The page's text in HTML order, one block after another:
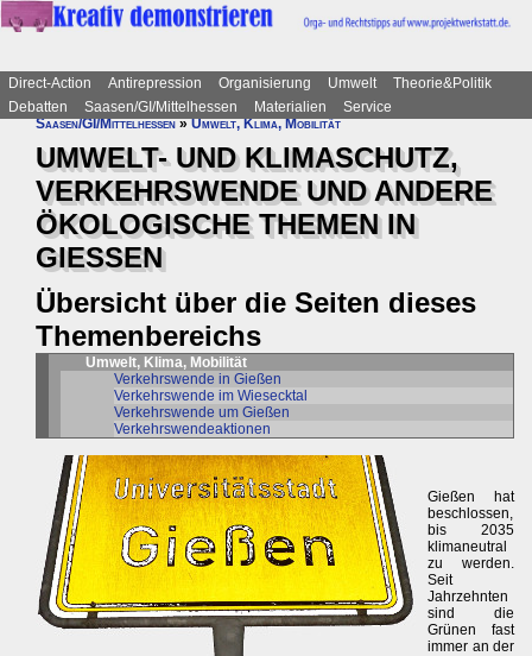
Direct-Action Antirepression Organisierung Umwelt
Theorie&Politik
Debatten
Saasen/GI/Mittelhessen Materialien
Service
Saasen/GI/Mittelhessen»Umwelt, Klima, Mobilität
UMWELT- UND KLIMASCHUTZ,
VERKEHRSWENDE UND ANDERE
ÖKOLOGISCHE THEMEN IN
GIESSEN
Übersicht über die Seiten dieses
Themenbereichs
Umwelt, Klima, Mobilität
Verkehrswende in Gießen
Verkehrswende im Wiesecktal
Verkehrswende um Gießen
Verkehrswendeaktionen
Gießen hat
beschlossen,
bis 2035
klimaneutral
zu werden.
Seit
Jahrzehnten
sind die
Grünen fast
immer an der